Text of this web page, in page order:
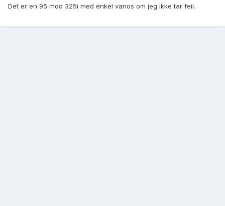
Det er en 95 mod 325i med enkel vanos om jeg ikke tar feil.